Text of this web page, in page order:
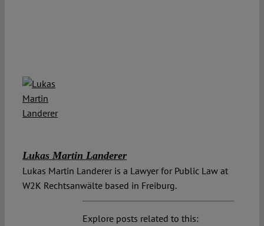
Lukas Martin Landerer
Lukas Martin Landerer is a Lawyer for Public Law at
W2K Rechtsanwälte based in Freiburg.
Explore posts related to this: